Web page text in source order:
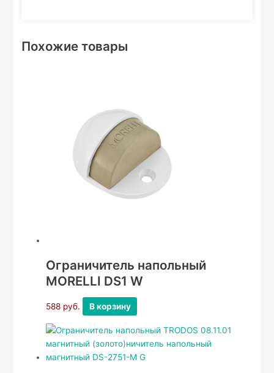
Похожие товары
Ограничитель напольный
MORELLI DS1 W
588 руб. В корзину